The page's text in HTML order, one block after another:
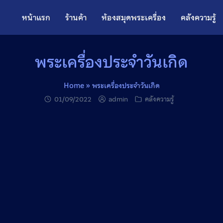
หน้าแรก ร้านค้า ห้องสมุดพระเครื่อง คลังความรู้
พระเครื่องประจำวันเกิด
Home» พระเครื่องประจำวันเกิด
01/09/2022 admin คลังความรู้